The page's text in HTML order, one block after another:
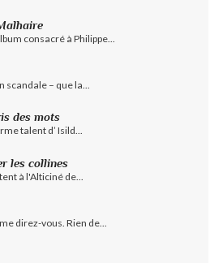
consacré à Philippe...
– que la...
des mots
talent d’ Isild...
les collines
à l'Alticiné de...
direz-vous. Rien de...